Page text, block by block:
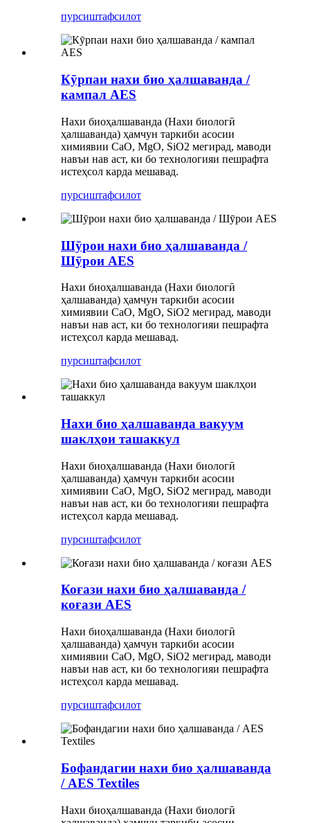
пурсиштафсилот
Кӯрпаи нахи био ҳалшаванда /
кампал AES
Нахи биоҳалшаванда (Нахи биологӣ
ҳалшаванда) ҳамчун таркиби асосии
химиявии CaO, MgO, SiO2 мегирад, маводи
навъи нав аст, ки бо технологияи пешрафта
истеҳсол карда мешавад.
пурсиштафсилот
Шӯрои нахи био ҳалшаванда /
Шӯрои AES
Нахи биоҳалшаванда (Нахи биологӣ
ҳалшаванда) ҳамчун таркиби асосии
химиявии CaO, MgO, SiO2 мегирад, маводи
навъи нав аст, ки бо технологияи пешрафта
истеҳсол карда мешавад.
пурсиштафсилот
Нахи био ҳалшаванда вакуум
шаклҳои ташаккул
Нахи биоҳалшаванда (Нахи биологӣ
ҳалшаванда) ҳамчун таркиби асосии
химиявии CaO, MgO, SiO2 мегирад, маводи
навъи нав аст, ки бо технологияи пешрафта
истеҳсол карда мешавад.
пурсиштафсилот
Коғази нахи био ҳалшаванда /
коғази AES
Нахи биоҳалшаванда (Нахи биологӣ
ҳалшаванда) ҳамчун таркиби асосии
химиявии CaO, MgO, SiO2 мегирад, маводи
навъи нав аст, ки бо технологияи пешрафта
истеҳсол карда мешавад.
пурсиштафсилот
Бофандагии нахи био ҳалшаванда
/ AES Textiles
Нахи биоҳалшаванда (Нахи биологӣ